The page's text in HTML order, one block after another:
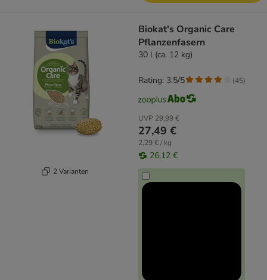
2 Varianten
Biokat's Organic Care
Pflanzenfasern
30 l (ca. 12 kg)
UVP 29,99 €
27,49 €
2,29 € / kg
26,12 €
Rating: 3.5/5 (45)